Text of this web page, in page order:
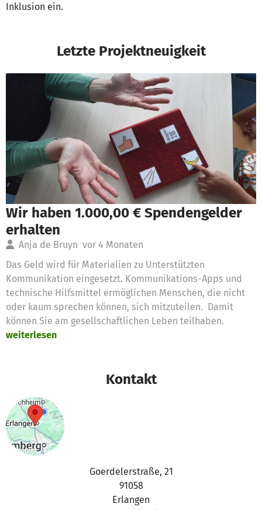
Inklusion ein.
Letzte Projektneuigkeit
Wir haben 1.000,00 € Spendengelder
erhalten
Anja de Bruyn vor 4 Monaten
Das Geld wird für Materialien zu Unterstützten
Kommunikation eingesetzt. Kommunikations-Apps und
technische Hilfsmittel ermöglichen Menschen, die nicht
oder kaum sprechen können, sich mitzuteilen. Damit
können Sie am gesellschaftlichen Leben teilhaben.
weiterlesen
Kontakt
Goerdelerstraße, 21
91058
Erlangen